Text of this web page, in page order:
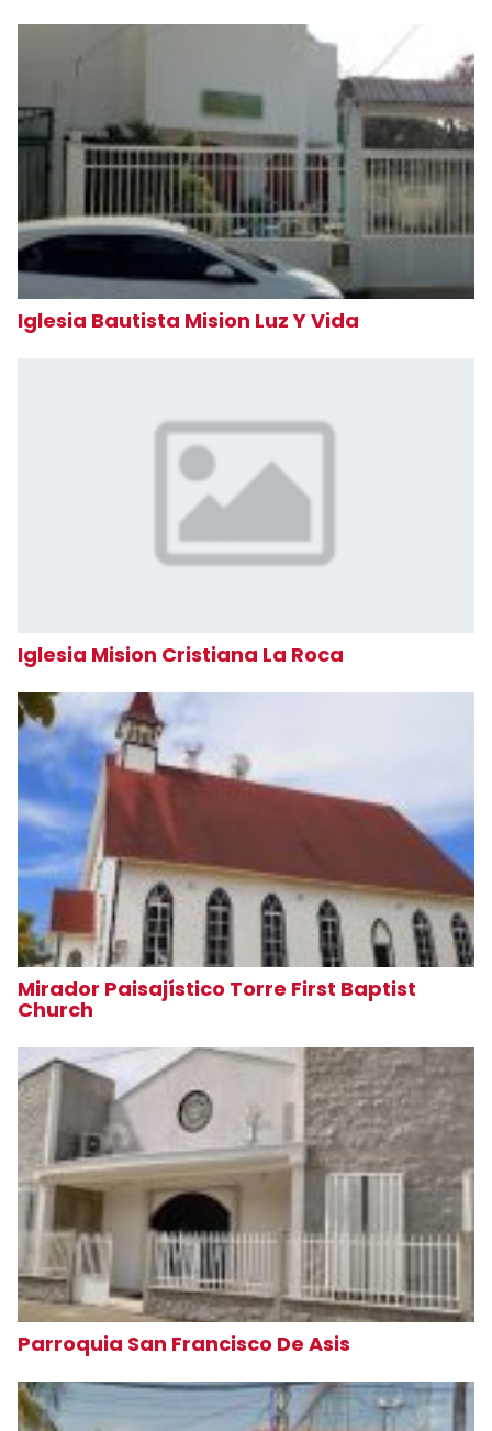
Iglesia Bautista Mision Luz Y Vida
Iglesia Mision Cristiana La Roca
Mirador Paisajístico Torre First Baptist
Church
Parroquia San Francisco De Asis